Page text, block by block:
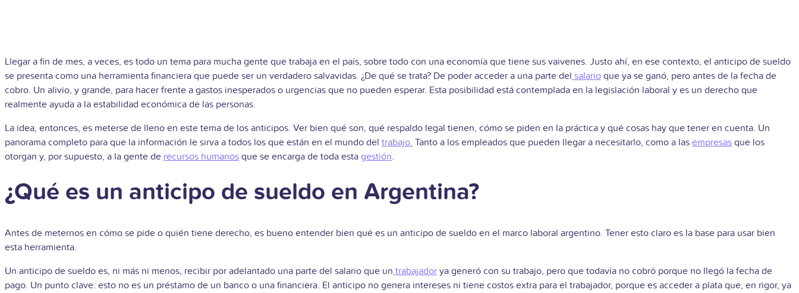
Llegar a fin de mes, a veces, es todo un tema para mucha gente que trabaja en el país, sobre todo con una economía que tiene sus vaivenes. Justo ahí, en ese contexto, el anticipo de sueldo
se presenta como una herramienta financiera que puede ser un verdadero salvavidas. ¿De qué se trata? De poder acceder a una parte del salario que ya se ganó, pero antes de la fecha de
cobro. Un alivio, y grande, para hacer frente a gastos inesperados o urgencias que no pueden esperar. Esta posibilidad está contemplada en la legislación laboral y es un derecho que
realmente ayuda a la estabilidad económica de las personas.
La idea, entonces, es meterse de lleno en este tema de los anticipos. Ver bien qué son, qué respaldo legal tienen, cómo se piden en la práctica y qué cosas hay que tener en cuenta. Un
panorama completo para que la información le sirva a todos los que están en el mundo del trabajo. Tanto a los empleados que pueden llegar a necesitarlo, como a las empresas que los
otorgan y, por supuesto, a la gente de recursos humanos que se encarga de toda esta gestión.
¿Qué es un anticipo de sueldo en Argentina?
Antes de meternos en cómo se pide o quién tiene derecho, es bueno entender bien qué es un anticipo de sueldo en el marco laboral argentino. Tener esto claro es la base para usar bien
esta herramienta.
Un anticipo de sueldo es, ni más ni menos, recibir por adelantado una parte del salario que un trabajador ya generó con su trabajo, pero que todavía no cobró porque no llegó la fecha de
pago. Un punto clave: esto no es un préstamo de un banco o una financiera. El anticipo no genera intereses ni tiene costos extra para el trabajador, porque es acceder a plata que, en rigor, ya